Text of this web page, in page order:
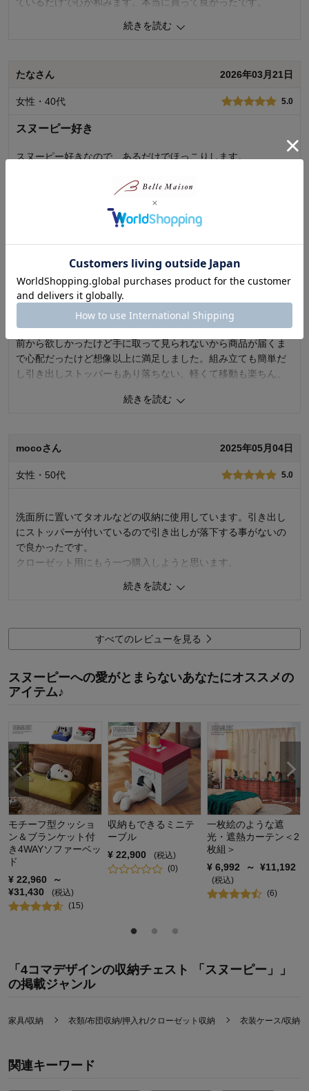
ているだけで心が和みます。本当に買って良かったです。
人が参考になりました
デザイン・色
購入のきっかけ： ネットで見つけて
続きを読む
たなさん 2026年03月21日
女性・40代 5.0
スヌーピー好き
スヌーピー好きなので、あるだけでほっこりします。
スッキリ片付きました。
価格
5.0
機能
使用感・使いやすさ
デザイン・色
5.0
購入商品： カラー
使用場所： ランドリー
購入のきっかけ： 買い足し
商品を使う人： 自分、配偶者
続きを読む
あぐちゃんさん 2026年03月15日
女性・60代～ 5.0
前から欲しかったけど手に取って見られないから商品が届くま
で心配だったけど想像以上に満足しました。組み立ても簡単だ
し引き出しストッパーもあり落ちない、軽くて移動も楽ちん、
す。浴室にも置きたいので追加注文しようと思います。
購入商品： カラー
購入のきっかけ：
商品を使う人： 自分
続きを読む
mocoさん 2025年05月04日
女性・50代 5.0
洗面所に置いてタオルなどの収納に使用しています。引き出し
にストッパーが付いているので引き出しが落下する事がないの
で良かったです。
クローゼット用にもう一つ購入しようと思います。
人が参考になりました
機能
5.0
使用感・使いやすさ
5.0
商品を使う人： 自分
続きを読む
すべてのレビューを見る
スヌーピーへの愛がとまらないあなたにオススメの
アイテム♪
モチーフ型クッショ
ン＆ブランケット付
き4WAYソファーベッ
ド
¥ 22,960
～
¥31,430
(税込)
(15)
収納もできるミニテ
ーブル
¥ 22,900
(税込)
(0)
一枚絵のような遮
光・遮熱カーテン＜2
枚組＞
¥ 6,992 ～ ¥11,192
(税込)
(6)
「4コマデザインの収納チェスト 「スヌーピー」」
の掲載ジャンル
家具/収納 衣類/布団収納/押入れ/クローゼット収納 衣装ケース/収納
関連キーワード